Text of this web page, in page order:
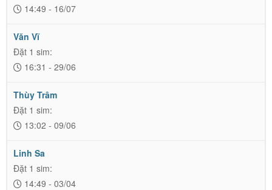
14:49 - 16/07
Văn Vĩ
Đặt 1 sim:
16:31 - 29/06
Thùy Trâm
Đặt 1 sim:
13:02 - 09/06
Linh Sa
Đặt 1 sim:
14:49 - 03/04